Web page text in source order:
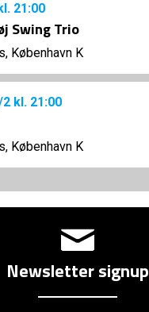
21:00
Swing Trio
København K
2 kl. 21:00
København K
Newsletter signup